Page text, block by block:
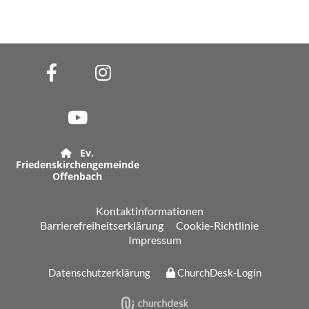

Ev.
Friedenskirchengemeinde
Offenbach
Kontaktinformationen
Barrierefreiheitserklärung
Cookie-Richtlinie
Impressum
Datenschutzerklärung ChurchDesk-Login